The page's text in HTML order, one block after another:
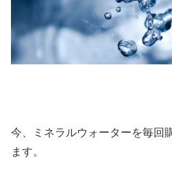
今、ミネラルウォーターを毎回
ます。